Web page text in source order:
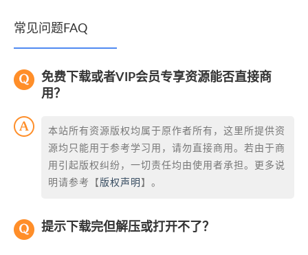
常见问题FAQ
免费下载或者VIP会员专享资源能否直接商
用？
本站所有资源版权均属于原作者所有，这里所提供资
源均只能用于参考学习用，请勿直接商用。若由于商
用引起版权纠纷，一切责任均由使用者承担。更多说
明请参考【 版权声明 】。
提示下载完但解压或打开不了？